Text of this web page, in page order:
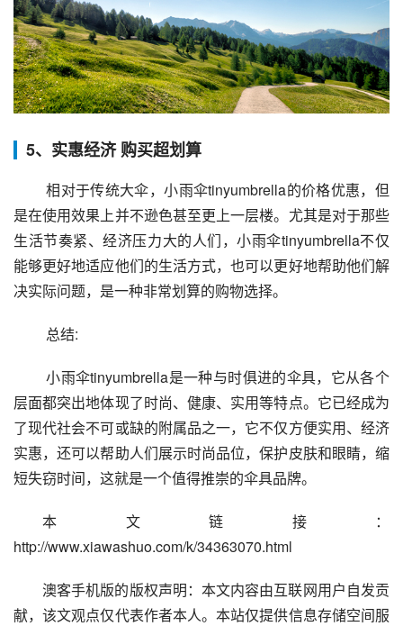
5、实惠经济 购买超划算
相对于传统大伞，小雨伞tinyumbrella的价格优惠，但
是在使用效果上并不逊色甚至更上一层楼。尤其是对于那些
生活节奏紧、经济压力大的人们，小雨伞tinyumbrella不仅
能够更好地适应他们的生活方式，也可以更好地帮助他们解
决实际问题，是一种非常划算的购物选择。
总结:
小雨伞tinyumbrella是一种与时俱进的伞具，它从各个
层面都突出地体现了时尚、健康、实用等特点。它已经成为
了现代社会不可或缺的附属品之一，它不仅方便实用、经济
实惠，还可以帮助人们展示时尚品位，保护皮肤和眼睛，缩
短失窃时间，这就是一个值得推崇的伞具品牌。
本文链接：
http://www.xiawashuo.com/k/34363070.html
澳客手机版的版权声明：本文内容由互联网用户自发贡
献，该文观点仅代表作者本人。本站仅提供信息存储空间服